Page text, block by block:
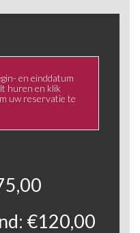
en einddatum
huren en klik
uw reservatie te
€120,00